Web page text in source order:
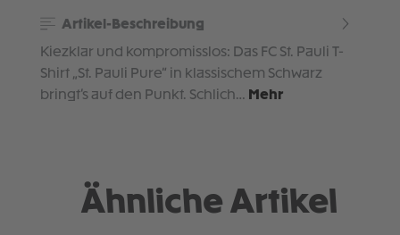
Artikel-Beschreibung
Kiezklar und kompromisslos: Das FC St. Pauli T-
Shirt „St. Pauli Pure“ in klassischem Schwarz
bringt’s auf den Punkt. Schlich… Mehr
Ähnliche Artikel